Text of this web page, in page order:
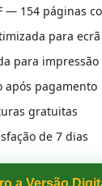
— 154 páginas
para ecrã
para impressão
após pagamento
gratuitas
de 7 dias
a Versão